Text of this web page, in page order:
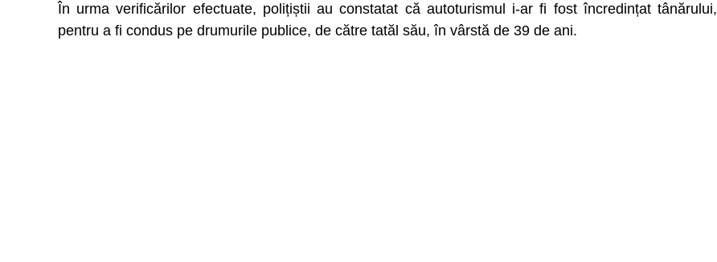
În urma verificărilor efectuate, polițiștii au constatat că autoturismul i-ar fi fost încredințat tânărului,
pentru a fi condus pe drumurile publice, de către tatăl său, în vârstă de 39 de ani.